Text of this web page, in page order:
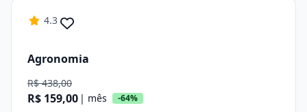
4.3
Agronomia
R$ 438,00
R$ 159,00 | mês -64%